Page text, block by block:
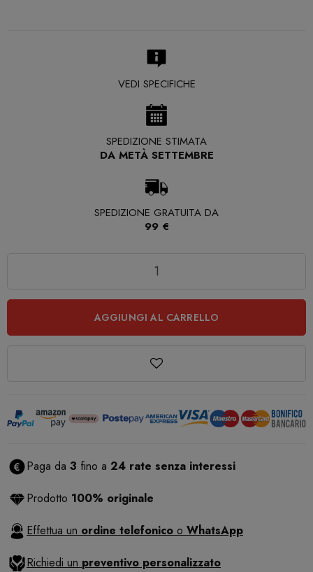
VEDI SPECIFICHE
SPEDIZIONE STIMATA
DA METÀ SETTEMBRE
SPEDIZIONE GRATUITA DA
99 €
AGGIUNGI AL CARRELLO
Paga da 3 fino a 24 rate senza interessi
Prodotto 100% originale
Effettua un ordine telefonico o WhatsApp
Richiedi un preventivo personalizzato